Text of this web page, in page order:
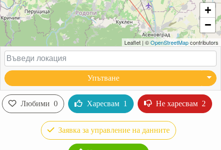
+
−
Leaflet | ©OpenStreetMapcontributors
Упътване
Любими 0 Харесвам 1 Не харесвам 2
Заявка за управление на данните